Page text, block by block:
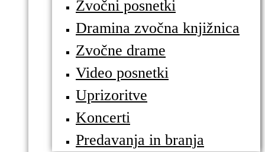
Zvočni posnetki
Dramina zvočna knjižnica
Zvočne drame
Video posnetki
Uprizoritve
Koncerti
Predavanja in branja